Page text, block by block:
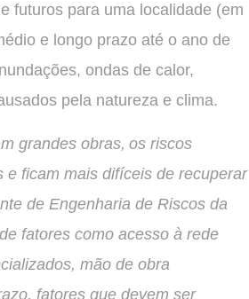
futuros para uma localidade (em
e longo prazo até o ano de
ondas de calor,
pela natureza e clima.
grandes obras, os riscos
ficam mais difíceis de recuperar
de Engenharia de Riscos da
fatores como acesso à rede
mão de obra
fatores que devem ser